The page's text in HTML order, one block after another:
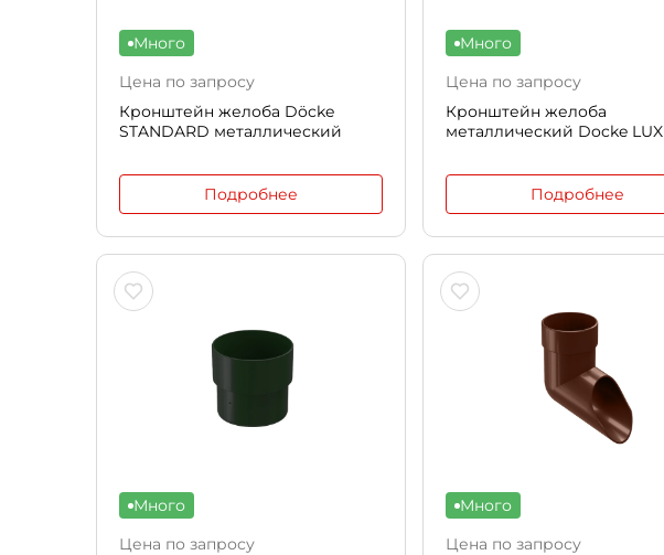
Много
Цена по запросу
Кронштейн желоба Döcke
STANDARD металлический
Подробнее
Много
Цена по запросу
Кронштейн желоба
металлический Docke LUX
Подробнее
Много
Цена по запросу
Много
Цена по запросу